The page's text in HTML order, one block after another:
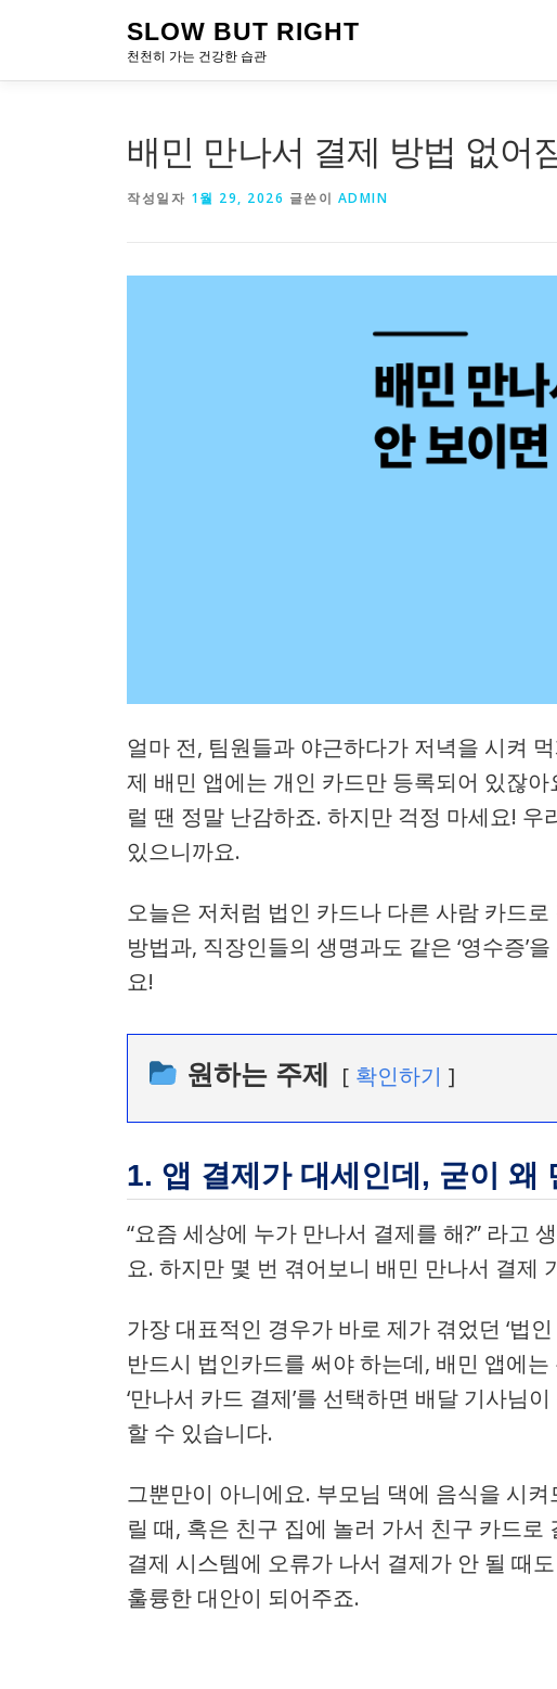
로
SLOW BUT RIGHT
천천히 가는 건강한 습관
배민 만나서 결제 방법 없어
작성일자 1월 29, 2026 글쓴이 ADMIN
얼마 전, 팀원들과 야근하다가 저녁을 시켜
제 배민 앱에는 개인 카드만 등록되어 있잖
럴 땐 정말 난감하죠. 하지만 걱정 마세요! 우
있으니까요.
오늘은 저처럼 법인 카드나 다른 사람 카드
방법과, 직장인들의 생명과도 같은 ‘영수증’
요!
원하는 주제 확인하기
1. 앱 결제가 대세인데, 굳이 왜
“요즘 세상에 누가 만나서 결제를 해?” 라고
요. 하지만 몇 번 겪어보니 배민 만나서 결제
가장 대표적인 경우가 바로 제가 겪었던 ‘법
반드시 법인카드를 써야 하는데, 배민 앱에
‘만나서 카드 결제’를 선택하면 배달 기사님
할 수 있습니다.
그뿐만이 아니에요. 부모님 댁에 음식을 시
릴 때, 혹은 친구 집에 놀러 가서 친구 카드
결제 시스템에 오류가 나서 결제가 안 될 때
훌륭한 대안이 되어주죠.